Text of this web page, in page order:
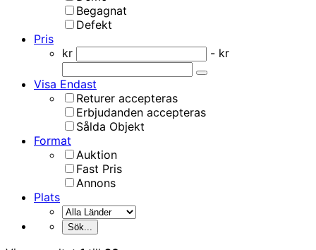
Begagnat
Defekt
Pris
kr
- kr
Visa Endast
Returer accepteras
Erbjudanden accepteras
Sålda Objekt
Format
Auktion
Fast Pris
Annons
Plats